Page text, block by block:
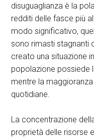
disuguaglianza è la
redditi delle fasce più
modo significativo,
sono rimasti stagnanti
creato una situazione
popolazione possiede
mentre la
quotidiane.
La concentrazione
proprietà delle risorse